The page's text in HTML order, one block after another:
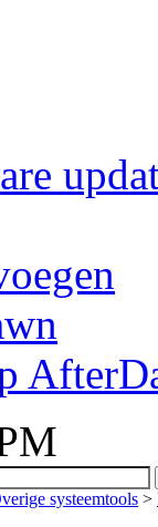
systeemtools >